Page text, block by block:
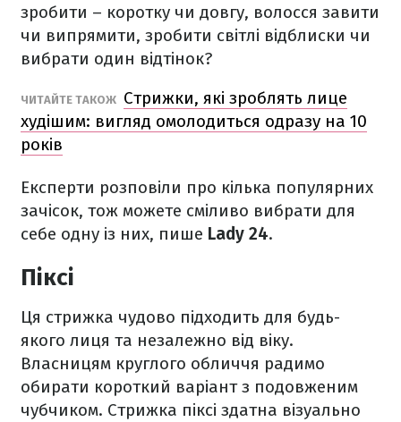
зробити – коротку чи довгу, волосся завити
чи випрямити, зробити світлі відблиски чи
вибрати один відтінок?
ЧИТАЙТЕ ТАКОЖ Стрижки, які зроблять лице
худішим: вигляд омолодиться одразу на 10
років
Експерти розповіли про кілька популярних
зачісок, тож можете сміливо вибрати для
себе одну із них, пише Lady 24.
Піксі
Ця стрижка чудово підходить для будь-
якого лиця та незалежно від віку.
Власницям круглого обличчя радимо
обирати короткий варіант з подовженим
чубчиком. Стрижка піксі здатна візуально